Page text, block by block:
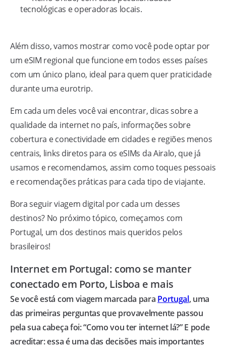
tecnológicas e operadoras locais.
Além disso, vamos mostrar como você pode optar por
um eSIM regional que funcione em todos esses países
com um único plano, ideal para quem quer praticidade
durante uma eurotrip.
Em cada um deles você vai encontrar, dicas sobre a
qualidade da internet no país, informações sobre
cobertura e conectividade em cidades e regiões menos
centrais, links diretos para os eSIMs da Airalo, que já
usamos e recomendamos, assim como toques pessoais
e recomendações práticas para cada tipo de viajante.
Bora seguir viagem digital por cada um desses
destinos? No próximo tópico, começamos com
Portugal, um dos destinos mais queridos pelos
brasileiros!
Internet em Portugal: como se manter
conectado em Porto, Lisboa e mais
Se você está com viagem marcada para Portugal, uma
das primeiras perguntas que provavelmente passou
pela sua cabeça foi: “Como vou ter internet lá?” E pode
acreditar: essa é uma das decisões mais importantes